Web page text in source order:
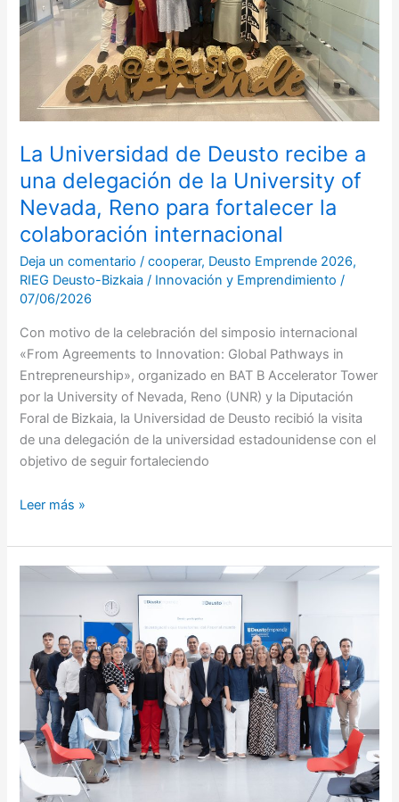
La Universidad de Deusto recibe a
una delegación de la University of
Nevada, Reno para fortalecer la
colaboración internacional
Deja un comentario /cooperar, Deusto Emprende 2026,
RIEG Deusto-Bizkaia / Innovación y Emprendimiento/
07/06/2026
Con motivo de la celebración del simposio internacional
«From Agreements to Innovation: Global Pathways in
Entrepreneurship», organizado en BAT B Accelerator Tower
por la University of Nevada, Reno (UNR) y la Diputación
Foral de Bizkaia, la Universidad de Deusto recibió la visita
de una delegación de la universidad estadounidense con el
objetivo de seguir fortaleciendo
delegación
de
University
Nevada,
para
fortalecer
la
colaboración
internacional
Leer más »
Organizamos
sesión
conjunta
con
DeustoTech